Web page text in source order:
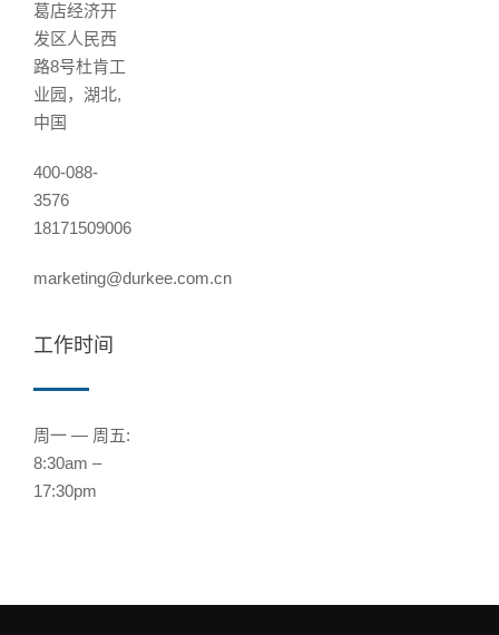
葛店经济开
发区人民西
路8号杜肯工
业园，湖北,
中国
400-088-
3576
18171509006
marketing@durkee.com.cn
工作时间
周一 — 周五:
8:30am –
17:30pm